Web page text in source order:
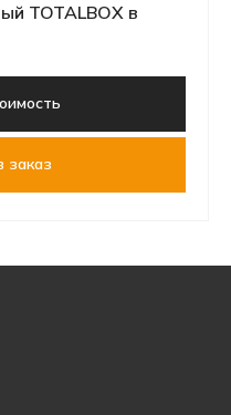
TOTALBOX в
заказ